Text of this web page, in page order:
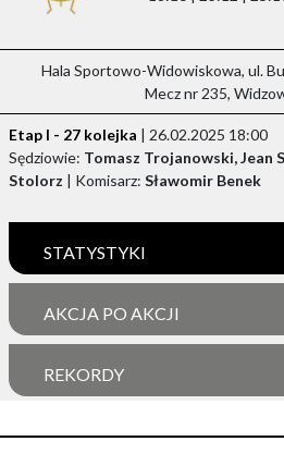
Hala Sportowo-Widowiskowa, ul.
Mecz nr 235,
Etap I - 27 kolejka | 26.02.2025 18:00
Sędziowie: Tomasz Trojanowski, Jean
Stolorz | Komisarz: Sławomir Benek
STATYSTYKI
AKCJA PO AKCJI
REKORDY